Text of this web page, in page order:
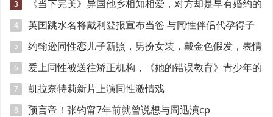
权
3
《当下完美》异国他乡相知相爱，对方却是早有婚约的
准爸爸！
4 英国跳水名将戴利登报宣布当爸 与同性伴侣代孕得子
5
约翰逊同性恋儿子新照，男扮女装，戴金色假发，表情
妩媚
6
爱上同性被送往矫正机构，《她的错误教育》青少年的
悲伤与错误
7 凯拉奈特莉新片上演同性激情戏
8 预言帝！张钧甯7年前就曾说想与周迅演cp